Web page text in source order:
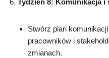
Tydzień 8: Komunikacja i
Stwórz plan
pracowników i
zmianach.